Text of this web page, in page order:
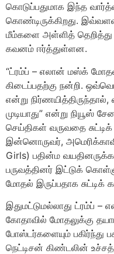
கொடுப்பதுமாக இந்த
கொண்டிருக்கிறது.
மீம்களை அள்ளித் தெறித்து
கவனம் ஈர்த்துள்ளன.
“ட்ரம்ப் – எலான் மஸ்க்
கிடைப்பதற்கு நன்றி.
என்று
முடியாது” என்று நியூஸ்
செய்திகள் வருவதை
இன்னொருவர்,
Girls) பதின்ம
பருவத்தினர் இட்டுக்
மோதல் இருப்பதாக சுட்டிக்
இதுமட்டுமல்லாது ட்ரம்ப்
கோதாவில் மோதலுக்கு
போஸ்டர்களையும் பகிர்ந்து
நெட்டிசன் கிண்டலின்